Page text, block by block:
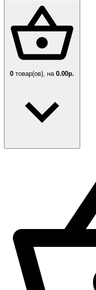
0 товар(ов), на 0.00р.